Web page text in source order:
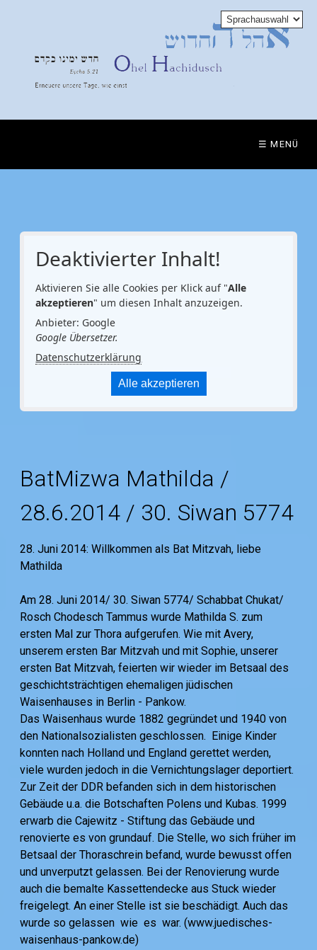
☰ MENÜ
Deaktivierter Inhalt!
Aktivieren Sie alle Cookies per Klick auf "Alle
akzeptieren" um diesen Inhalt anzuzeigen.
Anbieter: Google
Google Übersetzer.
Datenschutzerklärung
Alle akzeptieren
BatMizwa Mathilda /
28.6.2014 / 30. Siwan 5774
28. Juni 2014: Willkommen als Bat Mitzvah, liebe
Mathilda
Am 28. Juni 2014/ 30. Siwan 5774/ Schabbat Chukat/
Rosch Chodesch Tammus wurde Mathilda S. zum
ersten Mal zur Thora aufgerufen. Wie mit Avery,
unserem ersten Bar Mitzvah und mit Sophie, unserer
ersten Bat Mitzvah, feierten wir wieder im Betsaal des
geschichtsträchtigen ehemaligen jüdischen
Waisenhauses in Berlin - Pankow.
Das Waisenhaus wurde 1882 gegründet und 1940 von
den Nationalsozialisten geschlossen. Einige Kinder
konnten nach Holland und England gerettet werden,
viele wurden jedoch in die Vernichtungslager deportiert.
Zur Zeit der DDR befanden sich in dem historischen
Gebäude u.a. die Botschaften Polens und Kubas. 1999
erwarb die Cajewitz - Stiftung das Gebäude und
renovierte es von grundauf. Die Stelle, wo sich früher im
Betsaal der Thoraschrein befand, wurde bewusst offen
und unverputzt gelassen. Bei der Renovierung wurde
auch die bemalte Kassettendecke aus Stuck wieder
freigelegt. An einer Stelle ist sie beschädigt. Auch das
wurde so gelassen wie es war. (www.juedisches-
waisenhaus-pankow.de)